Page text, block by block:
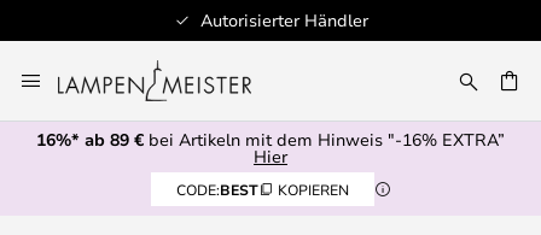
Autorisierter Händler
Inhalt
springen
16%* ab 89 € bei Artikeln mit dem Hinweis "-16% EXTRA”
Hier
CODE:BEST KOPIEREN